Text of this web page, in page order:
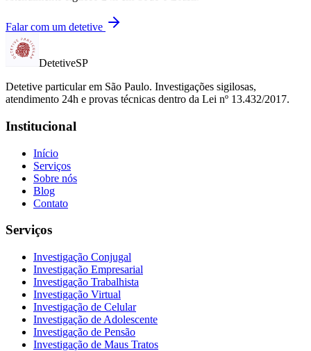
Falar com um detetive
DetetiveSP
Detetive particular em São Paulo. Investigações sigilosas,
atendimento 24h e provas técnicas dentro da Lei nº 13.432/2017.
Institucional
Início
Serviços
Sobre nós
Blog
Contato
Serviços
Investigação Conjugal
Investigação Empresarial
Investigação Trabalhista
Investigação Virtual
Investigação de Celular
Investigação de Adolescente
Investigação de Pensão
Investigação de Maus Tratos